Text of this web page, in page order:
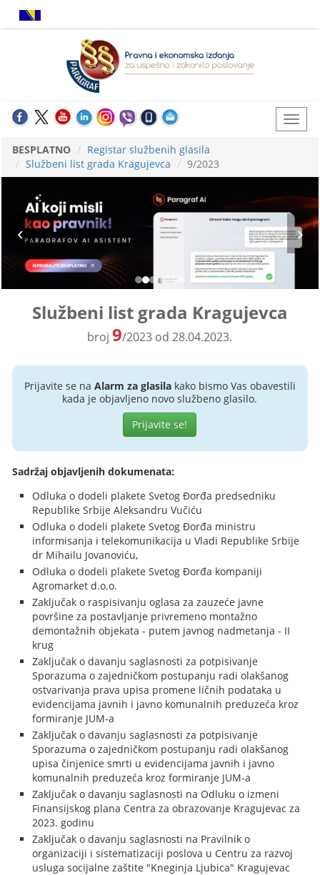
BESPLATNO
Registar službenih glasila
Službeni list grada Kragujevca
9/2023
Službeni list grada Kragujevca
broj9/2023 od 28.04.2023.
Prijavite se na Alarm za glasilakako bismo Vas obavestili
kada je objavljeno novo službeno glasilo.
Prijavite se!
Sadržaj objavljenih dokumenata:
Odluka o dodeli plakete Svetog Đorđa predsedniku
Republike Srbije Aleksandru Vučiću
Odluka o dodeli plakete Svetog Đorđa ministru
informisanja i telekomunikacija u Vladi Republike Srbije
dr Mihailu Jovanoviću,
Odluka o dodeli plakete Svetog Đorđa kompaniji
Agromarket d.o.o.
Zaključak o raspisivanju oglasa za zauzeće javne
površine za postavljanje privremeno montažno
demontažnih objekata - putem javnog nadmetanja - II
krug
Zaključak o davanju saglasnosti za potpisivanje
Sporazuma o zajedničkom postupanju radi olakšanog
ostvarivanja prava upisa promene ličnih podataka u
evidencijama javnih i javno komunalnih preduzeća kroz
formiranje JUM-a
Zaključak o davanju saglasnosti za potpisivanje
Sporazuma o zajedničkom postupanju radi olakšanog
upisa činjenice smrti u evidencijama javnih i javno
komunalnih preduzeća kroz formiranje JUM-a
Zaključak o davanju saglasnosti na Odluku o izmeni
Finansijskog plana Centra za obrazovanje Kragujevac za
2023. godinu
Zaključak o davanju saglasnosti na Pravilnik o
organizaciji i sistematizaciji poslova u Centru za razvoj
usluga socijalne zaštite "Kneginja Ljubica" Kragujevac